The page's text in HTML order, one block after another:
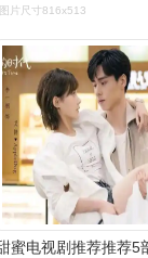
图片尺寸816x513